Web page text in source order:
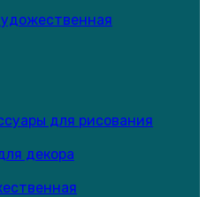
для рисования
декора